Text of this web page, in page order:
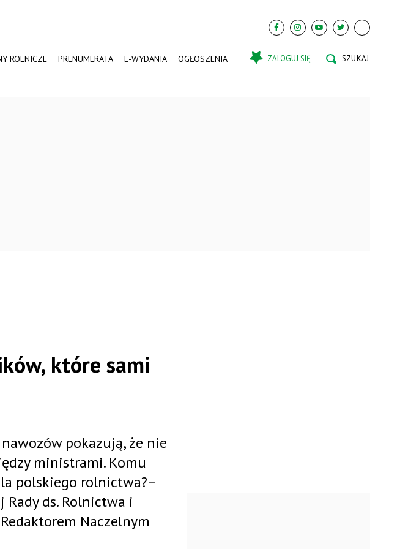
ROLNICZE PRENUMERATA E-WYDANIA OGŁOSZENIA ZALOGUJ SIĘ
które sami
pokazują, że nie
ministrami. Komu
polskiego rolnictwa?–
ds. Rolnictwa i
Naczelnym